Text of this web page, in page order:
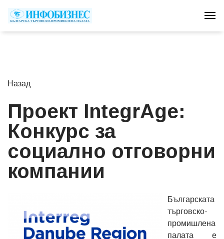
Назад
Проект IntegrAge:
Конкурс за
социално отговорни
компании
Българската
търговско-
промишлена
палата е